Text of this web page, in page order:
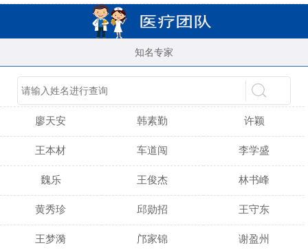
知名专家
陈育玲 吴晓桃
廖天安 韩素勤 许颖
王本材 车道闯 李学盛
魏乐 王俊杰 林书峰
黄秀珍 邱勋招 王守东
王梦漪 邝家锦 谢盈州